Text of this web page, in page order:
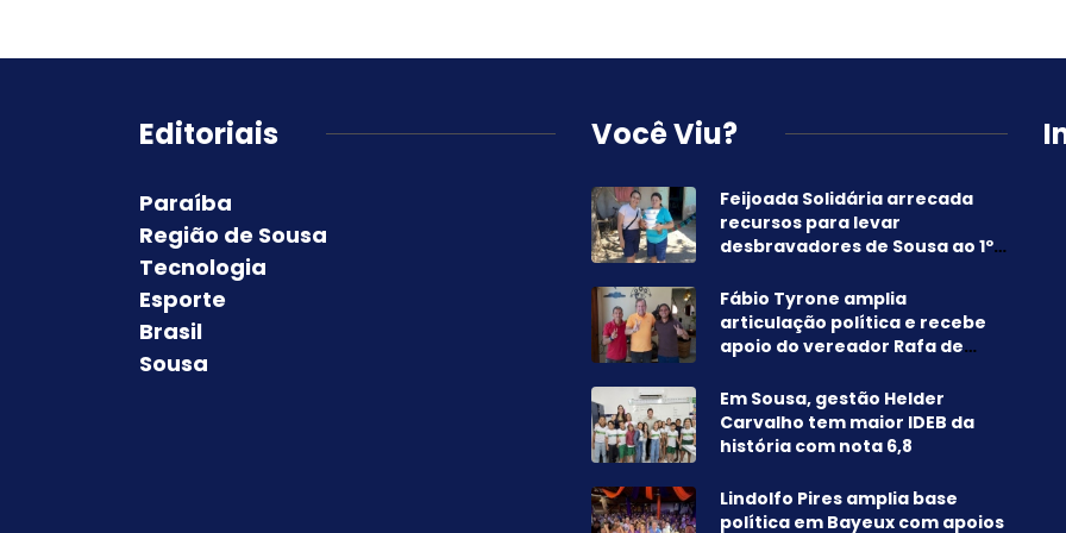
Editoriais
Paraíba
Região de Sousa
Tecnologia
Esporte
Brasil
Sousa
Você Viu?
Feijoada Solidária arrecada
recursos para levar
desbravadores de Sousa ao 1º
Fábio Tyrone amplia
articulação política e recebe
apoio do vereador Rafa de
Marcação-PB
Em Sousa, gestão Helder
Carvalho tem maior IDEB da
história com nota 6,8
Lindolfo Pires amplia base
política em Bayeux com apoios